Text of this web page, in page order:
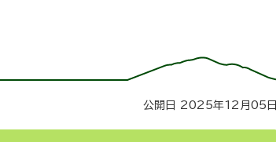
公開日 2025年12月05日